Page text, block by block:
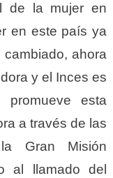
de la mujer en
en este país ya
ahora
y el Inces es
esta
a través de las
Gran Misión
al llamado del